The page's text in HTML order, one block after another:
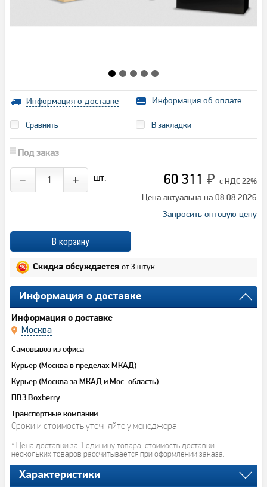
Информация о доставке Информация об оплате
Сравнить В закладки
Под заказ
− + шт. 60 311 ₽ с НДС 22%
Цена актуальна на 08.08.2026
Запросить оптовую цену
Скидка обсуждается от 3 штук
Информация о доставке
Информация о доставке
Москва
Самовывоз из офиса
Курьер (Москва в пределах МКАД)
Курьер (Москва за МКАД и Мос. область)
ПВЗ Boxberry
Транспортные компании
Сроки и стоимость уточняйте у менеджера
* Цена доставки за 1 единицу товара, стоимость доставки
нескольких товаров рассчитывается при оформлении заказа.
Характеристики